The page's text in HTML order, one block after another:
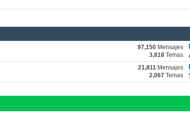
97,150 Mensajes
3,818 Temas
21,811 Mensajes
2,067
Temas